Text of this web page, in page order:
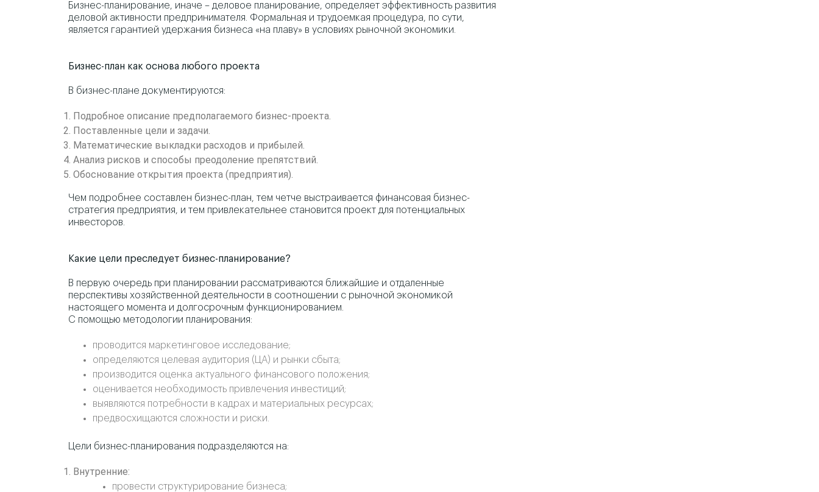
Бизнес-планирование, иначе – деловое планирование, определяет эффективность развития
деловой активности предпринимателя. Формальная и трудоемкая процедура, по сути,
является гарантией удержания бизнеса «на плаву» в условиях рыночной экономики.
Бизнес-план как основа любого проекта
В бизнес-плане документируются:
Подробное описание предполагаемого бизнес-проекта.
Поставленные цели и задачи.
Математические выкладки расходов и прибылей.
Анализ рисков и способы преодоление препятствий.
Обоснование открытия проекта (предприятия).
Чем подробнее составлен бизнес-план, тем четче выстраивается финансовая бизнес-
стратегия предприятия, и тем привлекательнее становится проект для потенциальных
инвесторов.
Какие цели преследует бизнес-планирование?
В первую очередь при планировании рассматриваются ближайшие и отдаленные
перспективы хозяйственной деятельности в соотношении с рыночной экономикой
настоящего момента и долгосрочным функционированием.
С помощью методологии планирования:
проводится маркетинговое исследование;
определяются целевая аудитория (ЦА) и рынки сбыта;
производится оценка актуального финансового положения;
оценивается необходимость привлечения инвестиций;
выявляются потребности в кадрах и материальных ресурсах;
предвосхищаются сложности и риски.
Цели бизнес-планирования подразделяются на:
Внутренние:
провести структурирование бизнеса;